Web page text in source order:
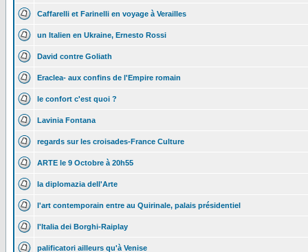
Caffarelli et Farinelli en voyage à Verailles
un Italien en Ukraine, Ernesto Rossi
David contre Goliath
Eraclea- aux confins de l'Empire romain
le confort c'est quoi ?
Lavinia Fontana
regards sur les croisades-France Culture
ARTE le 9 Octobre à 20h55
la diplomazia dell'Arte
l'art contemporain entre au Quirinale, palais présidentiel
l'Italia dei Borghi-Raiplay
palificatori ailleurs qu'à Venise